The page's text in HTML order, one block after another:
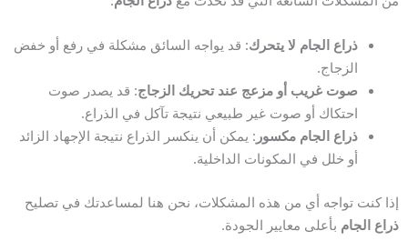
ذراع الجام لا يتحرك: قد يواجه السائق مشكلة في رفع أو خفض
الزجاج.
صوت غريب أو مزعج عند تحريك الزجاج: قد يصدر صوت
احتكاك أو صوت غير طبيعي نتيجة تآكل في الذراع.
ذراع الجام مكسور : يمكن أن ينكسر الذراع نتيجة الإجهاد الزائد
أو خلل في المكونات الداخلية.
إذا كنت تواجه أي من هذه المشكلات، نحن هنا لمساعدتك في تصليح
ذراع الجام بأعلى معايير الجودة.